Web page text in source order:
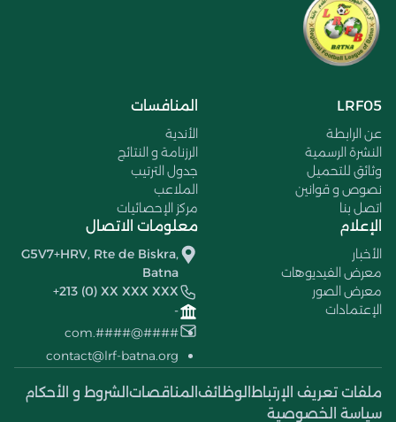
LRF05
عن الرابطة
النشرة الرسمية
وثائق للتحميل
نصوص و قوانين
اتصل بنا
المنافسات
الأندية
الرزنامة و النتائج
جدول الترتيب
الملاعب
مركز الإحصائيات
الإعلام
الأخبار
معرض الفيديوهات
معرض الصور
الإعتمادات
معلومات الاتصال
G5V7+HRV, Rte de Biskra,
Batna
+213 (0) XX XXX XXX
-
####@####.com
contact@lrf-batna.org
ملفات تعريف الإرتباط الوظائف المناقصات الشروط و الأحكام
سياسة الخصوصية